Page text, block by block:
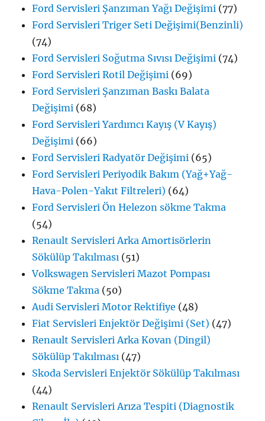
Ford Servisleri Şanzıman Yağı Değişimi (77)
Ford Servisleri Triger Seti Değişimi(Benzinli)
(74)
Ford Servisleri Soğutma Sıvısı Değişimi (74)
Ford Servisleri Rotil Değişimi (69)
Ford Servisleri Şanzıman Baskı Balata
Değişimi (68)
Ford Servisleri Yardımcı Kayış (V Kayış)
Değişimi (66)
Ford Servisleri Radyatör Değişimi (65)
Ford Servisleri Periyodik Bakım (Yağ+Yağ-
Hava-Polen-Yakıt Filtreleri) (64)
Ford Servisleri Ön Helezon sökme Takma
(54)
Renault Servisleri Arka Amortisörlerin
Sökülüp Takılması (51)
Volkswagen Servisleri Mazot Pompası
Sökme Takma (50)
Audi Servisleri Motor Rektifiye (48)
Fiat Servisleri Enjektör Değişimi (Set) (47)
Renault Servisleri Arka Kovan (Dingil)
Sökülüp Takılması (47)
Skoda Servisleri Enjektör Sökülüp Takılması
(44)
Renault Servisleri Arıza Tespiti (Diagnostik